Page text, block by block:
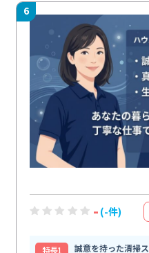
6
- (-件)
特⻑1
誠意を持った清掃